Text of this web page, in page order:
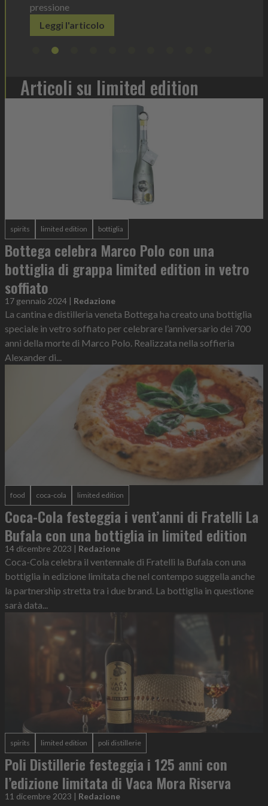
Articoli su limited edition
spirits limited edition bottiglia
Bottega celebra Marco Polo con una
bottiglia di grappa limited edition in vetro
soffiato
17 gennaio 2024 | Redazione
La cantina e distilleria veneta Bottega ha creato una bottiglia
speciale in vetro soffiato per celebrare l’anniversario dei 700
anni della morte di Marco Polo. Realizzata nella soffieria
Alexander di...
food coca-cola limited edition
Coca-Cola festeggia i vent’anni di Fratelli La
Bufala con una bottiglia in limited edition
14 dicembre 2023 | Redazione
Coca-Cola celebra il ventennale di Fratelli la Bufala con una
bottiglia in edizione limitata che nel contempo suggella anche
la partnership stretta tra i due brand. La bottiglia in questione
sarà data...
spirits limited edition poli distillerie
Poli Distillerie festeggia i 125 anni con
l’edizione limitata di Vaca Mora Riserva
11 dicembre 2023 | Redazione